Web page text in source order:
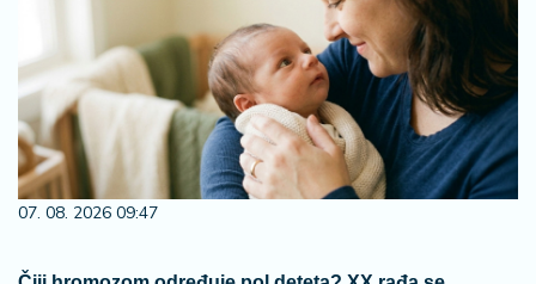
07. 08. 2026 09:47